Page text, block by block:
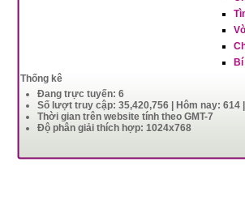
Thống kê
Đang trực tuyến: 6
Số lượt truy cập: 35,420,756 | Hôm nay: 614
Thời gian trên website tính theo GMT-7
Độ phân giải thích hợp: 1024x768